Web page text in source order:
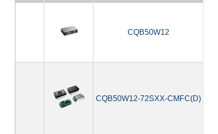
CQB50W12
CQB50W12-72SXX-CMFC(D)